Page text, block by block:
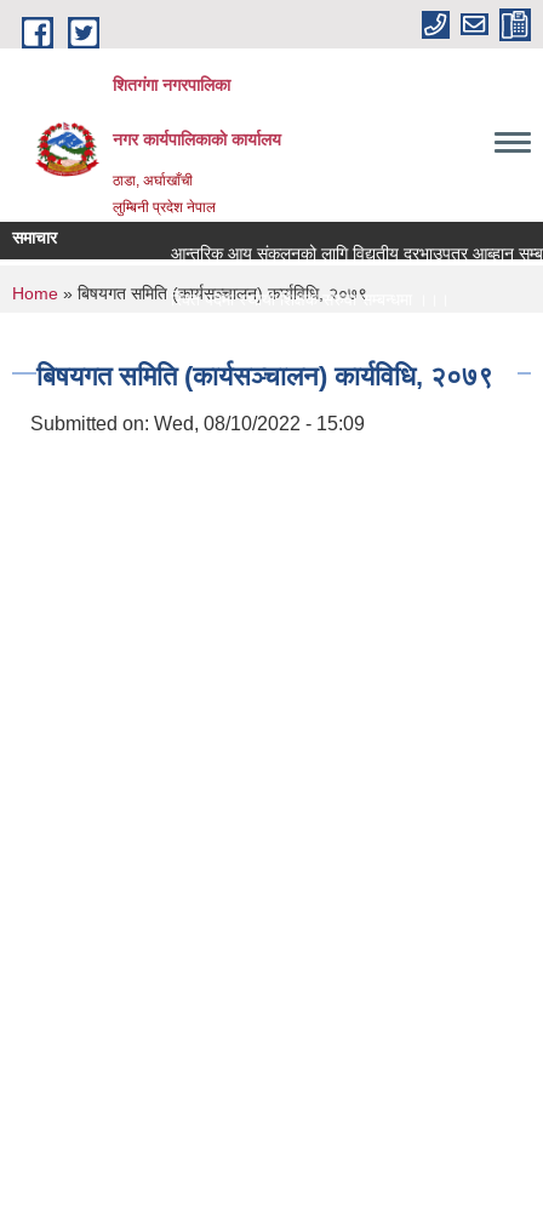
Skip to main content
शितगंगा नगरपालिका
नगर कार्यपालिकाकाे कार्यालय
ठाडा, अर्घाखाँची
लुम्बिनी प्रदेश नेपाल
समाचार
आन्तरिक आय संकलनको लागि विद्युतीय दरभाउपत्र आब्हान
रिक्त पदमा स्थायी शिक्षक सरुवा सम्बन्धमा ।।।
You are here
Home » बिषयगत समिति (कार्यसञ्चालन) कार्यविधि, २०७९
बिषयगत समिति (कार्यसञ्चालन) कार्यविधि, २०७९
Submitted on: Wed, 08/10/2022 - 15:09